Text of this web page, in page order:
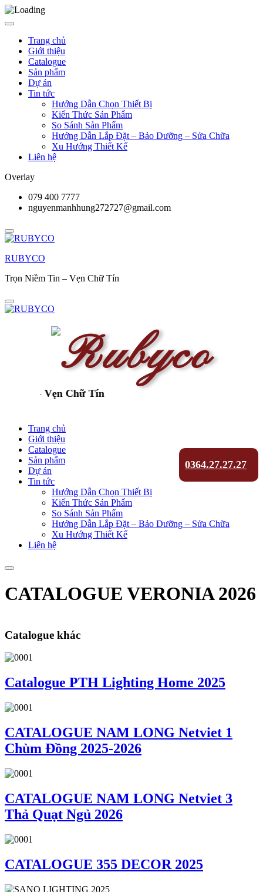
Trang chủ
Giới thiệu
Catalogue
Sản phẩm
Dự án
Tin tức
Hướng Dẫn Chọn Thiết Bị
Kiến Thức Sản Phẩm
So Sánh Sản Phẩm
Hướng Dẫn Lắp Đặt – Bảo Dưỡng – Sửa Chữa
Xu Hướng Thiết Kế
Liên hệ
Overlay
079 400 7777
nguyenmanhhung272727@gmail.com
RUBYCO
Trọn Niềm Tin – Vẹn Chữ Tín
Tin - Vẹn Chữ Tín
0364.27.27.27
Trang chủ
Giới thiệu
Catalogue
Sản phẩm
Dự án
Tin tức
Hướng Dẫn Chọn Thiết Bị
Kiến Thức Sản Phẩm
So Sánh Sản Phẩm
Hướng Dẫn Lắp Đặt – Bảo Dưỡng – Sửa Chữa
Xu Hướng Thiết Kế
Liên hệ
CATALOGUE VERONIA 2026
Catalogue khác
Catalogue PTH Lighting Home 2025
CATALOGUE NAM LONG Netviet 1
Chùm Đồng 2025-2026
CATALOGUE NAM LONG Netviet 3
Thả Quạt Ngủ 2026
CATALOGUE 355 DECOR 2025